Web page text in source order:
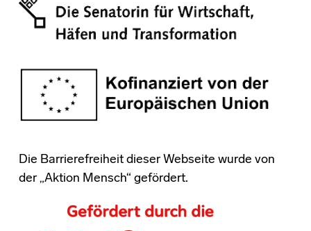
Die Barrierefreiheit dieser Webseite wurde von
der „Aktion Mensch“ gefördert.